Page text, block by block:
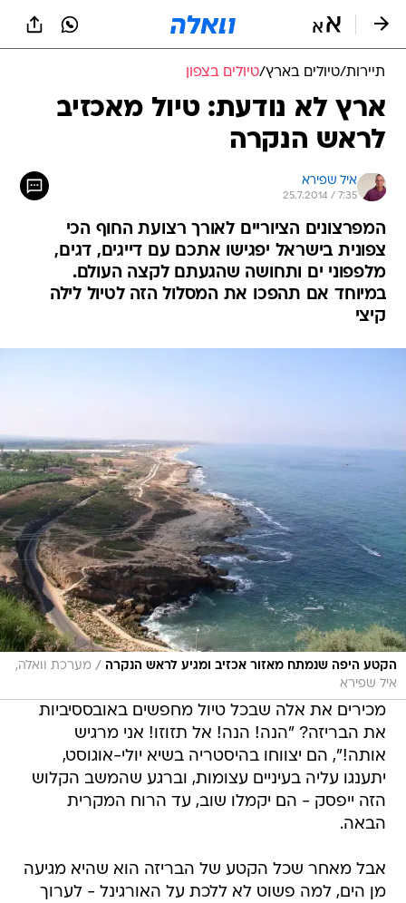
תיירות/טיולים בארץ/טיולים בצפון
ארץ לא נודעת: טיול מאכזיב
לראש הנקרה
איל שפירא
25.7.2014 / 7:35
המפרצונים הציוריים לאורך רצועת החוף הכי
צפונית בישראל יפגישו אתכם עם דייגים, דגים,
מלפפוני ים ותחושה שהגעתם לקצה העולם.
במיוחד אם תהפכו את המסלול הזה לטיול לילה
קיצי
הקטע היפה שנמתח מאזור אכזיב ומגיע לראש הנקרה / מערכת וואלה,
איל שפירא
מכירים את אלה שבכל טיול מחפשים באובססיביות
את הבריזה? "הנה! הנה! אל תזוזו! אני מרגיש
אותה!", הם יצווחו בהיסטריה בשיא יולי-אוגוסט,
יתענגו עליה בעיניים עצומות, וברגע שהמשב הקלוש
הזה ייפסק - הם יקמלו שוב, עד הרוח המקרית
הבאה.
אבל מאחר שכל הקטע של הבריזה הוא שהיא מגיעה
מן הים, למה פשוט לא ללכת על האורגינל - לערוך